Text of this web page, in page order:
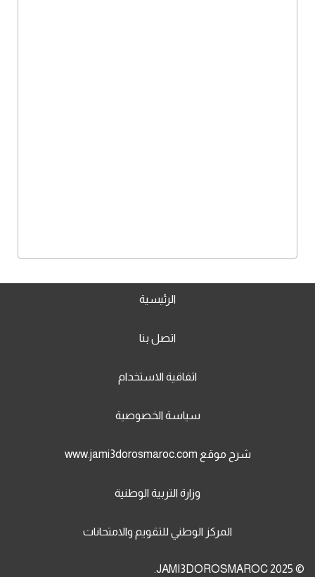
الرئيسية
اتصل بنا
اتفاقية الاستخدام
سياسة الخصوصية
شرح موقع www.jami3dorosmaroc.com
وزارة التربية الوطنية
المركز الوطني للتقويم والامتحانات
© 2025 JAMI3DOROSMAROC.